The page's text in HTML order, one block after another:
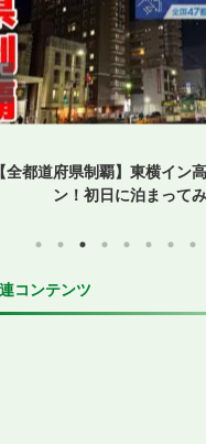
がオープ
【1時間停ま
ップ便誕
コンテンツ